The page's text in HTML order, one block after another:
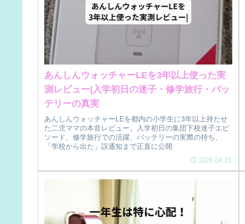
あんしんウォッチャーLEを3年以上使った実
測レビュー|入学初日の迷子・修学旅行・バッ
テリーの真実
あんしんウォッチャーLEを都内の小学生に3年以上持たせ
た二児ママの本音レビュー。入学初日の集団下校迷子エピ
ソード、修学旅行での活躍、バッテリーの実際の持ち、
「学校から出た」誤通知まで正直に公開
2026.04.23